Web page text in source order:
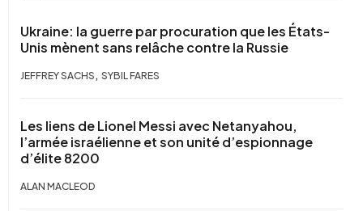
Ukraine: la guerre par procuration que les États-
Unis mènent sans relâche contre la Russie
JEFFREY SACHS , SYBIL FARES
Les liens de Lionel Messi avec Netanyahou,
l’armée israélienne et son unité d’espionnage
d’élite 8200
ALAN MACLEOD